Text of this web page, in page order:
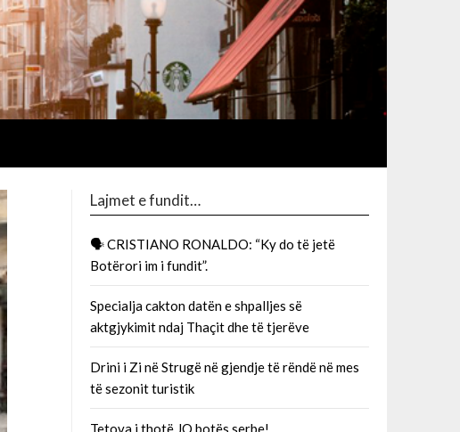
Lajmet e fundit…
🗣 CRISTIANO RONALDO: “Ky do të jetë
Botërori im i fundit”.
Specialja cakton datën e shpalljes së
aktgjykimit ndaj Thaçit dhe të tjerëve
Drini i Zi në Strugë në gjendje të rëndë në mes
të sezonit turistik
Tetova i thotë JO botës serbe!